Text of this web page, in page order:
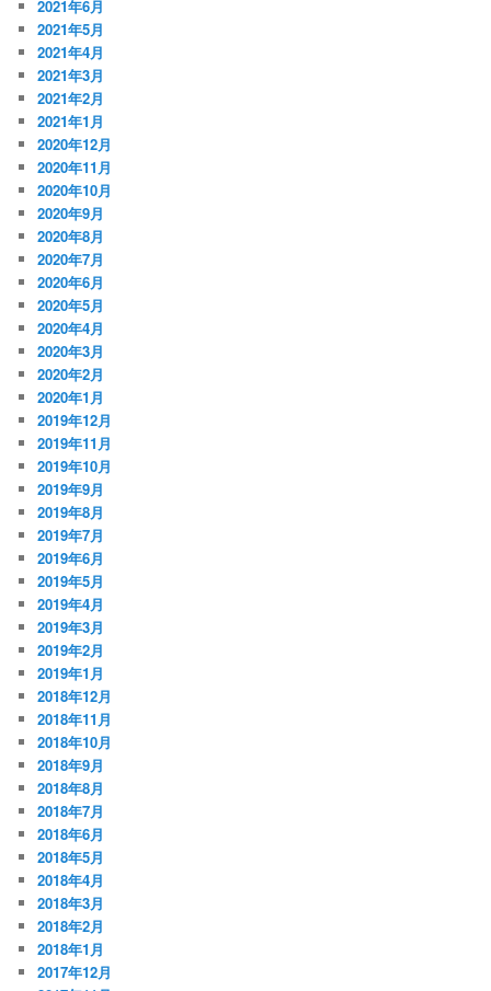
2021年6月
2021年5月
2021年4月
2021年3月
2021年2月
2021年1月
2020年12月
2020年11月
2020年10月
2020年9月
2020年8月
2020年7月
2020年6月
2020年5月
2020年4月
2020年3月
2020年2月
2020年1月
2019年12月
2019年11月
2019年10月
2019年9月
2019年8月
2019年7月
2019年6月
2019年5月
2019年4月
2019年3月
2019年2月
2019年1月
2018年12月
2018年11月
2018年10月
2018年9月
2018年8月
2018年7月
2018年6月
2018年5月
2018年4月
2018年3月
2018年2月
2018年1月
2017年12月